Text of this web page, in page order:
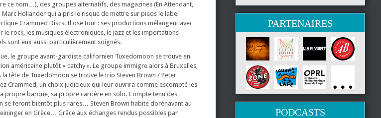
ce nom…), des groupes alternatifs, des magazines (En Attendant,
Hollander qui a pris le risque de mettre sur pieds le label
Crammed Discs. Il ose tout : ses productions mélangent avec
le rock, les musiques électroniques, le jazz et les importations
sont eux aussi particulièrement soignés.
le groupe avant-gardiste californien Tuxedomoon se trouve en
américaine plutôt « catchy ». Le groupe immigre alors à Bruxelles,
la tête de Tuxedomoon se trouve le trio Steven Brown / Peter
Crammed, un choix judicieux qui leur ouvrira comme escompté les
propre barque, sa propre carrière en solo. Compte tenu des
se feront bientôt plus rares… Steven Brown habite dorénavant au
en Grèce… Grâce aux échanges rendus possibles par
PARTENAIRES
PODCASTS